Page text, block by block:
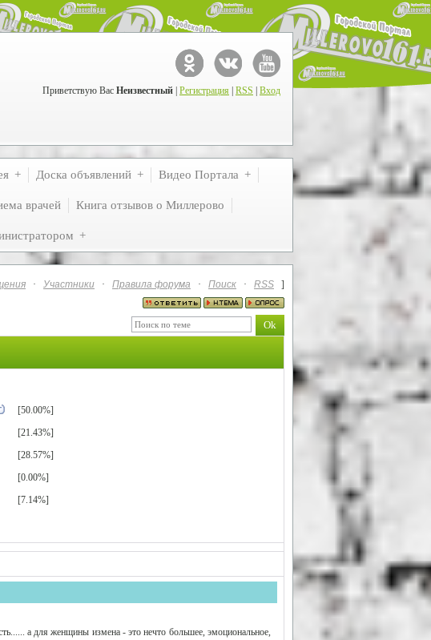
Приветствую Вас Неизвестный Регистрация RSS Вход
Доска объявлений Видео Портала
врачей Книга отзывов о Миллерово
· Участники · Правила форума · Поиск · RSS
]
[50.00%]
[21.43%]
[28.57%]
[0.00%]
[7.14%]
а для женщины измена - это нечто большее, эмоциональное,